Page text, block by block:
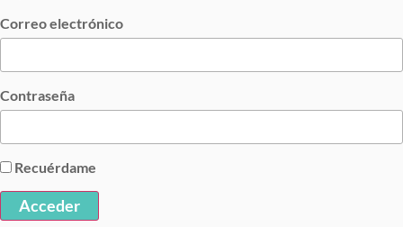
Correo electrónico
Contraseña
Recuérdame
Acceder